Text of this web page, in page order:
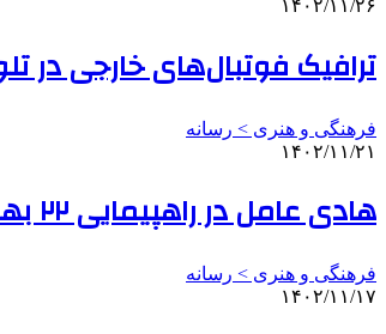
۱۴۰۲/۱۱/۲۶
ترافیک فوتبال‌های خارجی در
فرهنگی و هنری > رسانه
۱۴۰۲/۱۱/۲۱
هادی عامل در راهپیمایی ۲۲ بهمن: مردانی که منش‌ پهلوانی دارند در دل‌ها می‌مانند
فرهنگی و هنری > رسانه
۱۴۰۲/۱۱/۱۷